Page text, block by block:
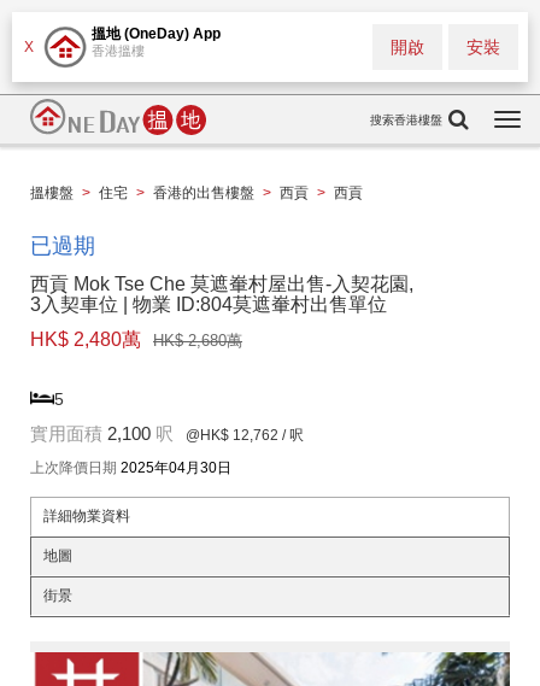
X
搵地 (OneDay) App
香港搵樓 安裝
開啟
搜索香港樓盤
搵樓盤 > 住宅 > 香港的出售樓盤 > 西貢 > 西貢
已過期
西貢 Mok Tse Che 莫遮輋村屋出售-入契花園,
3入契車位 | 物業 ID:804莫遮輋村出售單位
HK$ 2,480萬
HK$ 2,680萬
5
實用面積 2,100 呎 @HK$ 12,762 / 呎
上次降價日期 2025年04月30日
詳細物業資料
地圖
街景